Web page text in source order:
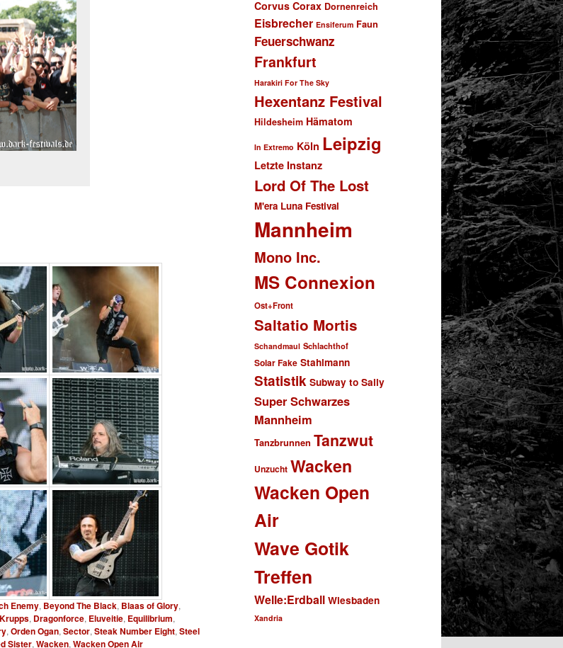
Enemy, Beyond The Black, Blaas of Glory,
, Dragonforce, Eluveitie, Equilibrium,
, Orden Ogan, Sector, Steak Number Eight, Steel
Sister, Wacken, Wacken Open Air
Corvus Corax Dornenreich
Eisbrecher Ensiferum Faun
Feuerschwanz
Frankfurt
Harakiri For The Sky
Hexentanz Festival
Hildesheim Hämatom
In Extremo Köln Leipzig
Letzte Instanz
Lord Of The Lost
M'era Luna Festival
Mannheim
Mono Inc.
MS Connexion
Ost+Front
Saltatio Mortis
Schandmaul Schlachthof
Solar Fake Stahlmann
Statistik Subway to Sally
Super Schwarzes
Mannheim
Tanzbrunnen Tanzwut
Unzucht Wacken
Wacken Open
Air
Wave Gotik
Treffen
Welle:Erdball Wiesbaden
Xandria